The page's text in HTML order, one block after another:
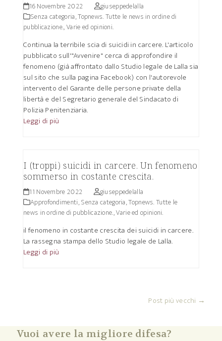
16 Novembre 2022
giuseppedelalla
Senza categoria,Topnews. Tutte le news in ordine di
pubblicazione.,Varie ed opinioni.
Continua la terribile scia di suicidi in carcere. L'articolo
pubblicato sull'"Avvenire" cerca di approfondire il
fenomeno (già affrontato dallo Studio legale de Lalla sia
sul sito che sulla pagina Facebook) con l'autorevole
intervento del Garante delle persone private della
libertà e del Segretario generale del Sindacato di
Polizia Penitenziaria.
Leggi di più
I (troppi) suicidi in carcere. Un fenomeno
sommerso in costante crescita.
11 Novembre 2022
giuseppedelalla
Approfondimenti,Senza categoria,Topnews. Tutte le
news in ordine di pubblicazione.,Varie ed opinioni.
il fenomeno in costante crescita dei suicidi in carcere.
La rassegna stampa dello Studio legale de Lalla.
Leggi di più
Post più vecchi →
Vuoi avere la migliore difesa?